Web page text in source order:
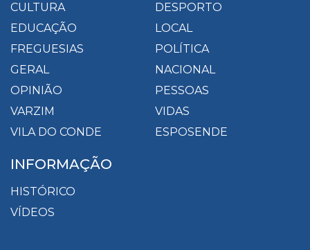
CULTURA
DESPORTO
EDUCAÇÃO
LOCAL
FREGUESIAS
POLÍTICA
GERAL
NACIONAL
OPINIÃO
PESSOAS
VARZIM
VIDAS
VILA DO CONDE
ESPOSENDE
INFORMAÇÃO
HISTÓRICO
VÍDEOS